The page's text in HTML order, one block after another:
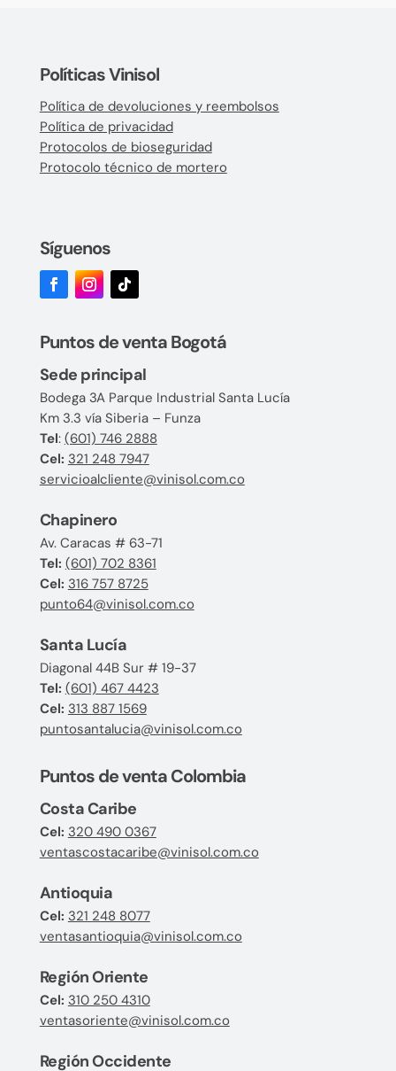
Políticas Vinisol
Política de devoluciones y reembolsos
Política de privacidad
Protocolos de bioseguridad
Protocolo técnico de mortero
Síguenos
Puntos de venta Bogotá
Sede principal
Bodega 3A Parque Industrial Santa Lucía
Km 3.3 vía Siberia – Funza
Tel: (601) 746 2888
Cel: 321 248 7947
servicioalcliente@vinisol.com.co
Chapinero
Av. Caracas # 63-71
Tel: (601) 702 8361
Cel: 316 757 8725
punto64@vinisol.com.co
Santa Lucía
Diagonal 44B Sur # 19-37
Tel: (601) 467 4423
Cel: 313 887 1569
puntosantalucia@vinisol.com.co
Puntos de venta Colombia
Costa Caribe
Cel: 320 490 0367
ventascostacaribe@vinisol.com.co
Antioquia
Cel: 321 248 8077
ventasantioquia@vinisol.com.co
Región Oriente
Cel: 310 250 4310
ventasoriente@vinisol.com.co
Región Occidente